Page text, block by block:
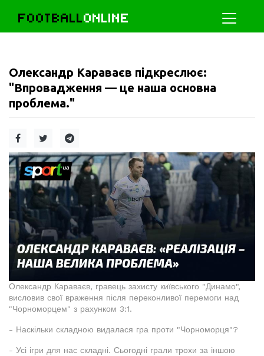
FOOTBALLONLINE
Олександр Караваєв підкреслює:
"Впровадження — це наша основна
проблема."
Олександр Караваєв, гравець захисту київського "Динамо",
висловив свої враження після переконливої перемоги над
"Чорноморцем" з рахунком 3:1.
- Наскільки складною видалася гра проти "Чорноморця"?
- Усі ігри для нас складні. Сьогодні грали трохи за іншою